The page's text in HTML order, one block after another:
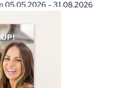
05.05.2026 – 31.08.2026